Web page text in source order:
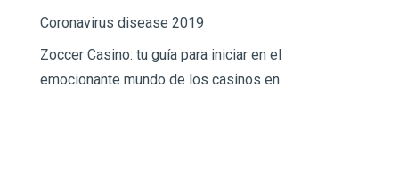
Coronavirus disease 2019
Zoccer Casino: tu guía para iniciar en el
emocionante mundo de los casinos en